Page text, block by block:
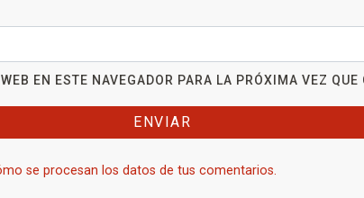
EN ESTE NAVEGADOR PARA LA PRÓXIMA VEZ QUE
se procesan los datos de tus comentarios.